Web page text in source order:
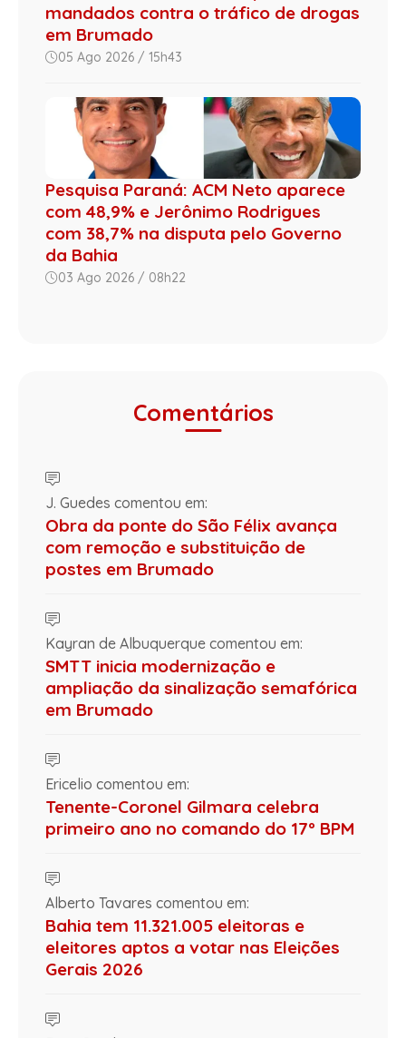
mandados contra o tráfico de drogas
em Brumado
05 Ago 2026 / 15h43
Pesquisa Paraná: ACM Neto aparece
com 48,9% e Jerônimo Rodrigues
com 38,7% na disputa pelo Governo
da Bahia
03 Ago 2026 / 08h22
Comentários
J. Guedes comentou em:
Obra da ponte do São Félix avança
com remoção e substituição de
postes em Brumado
Kayran de Albuquerque comentou em:
SMTT inicia modernização e
ampliação da sinalização semafórica
em Brumado
Ericelio comentou em:
Tenente-Coronel Gilmara celebra
primeiro ano no comando do 17º BPM
Alberto Tavares comentou em:
Bahia tem 11.321.005 eleitoras e
eleitores aptos a votar nas Eleições
Gerais 2026